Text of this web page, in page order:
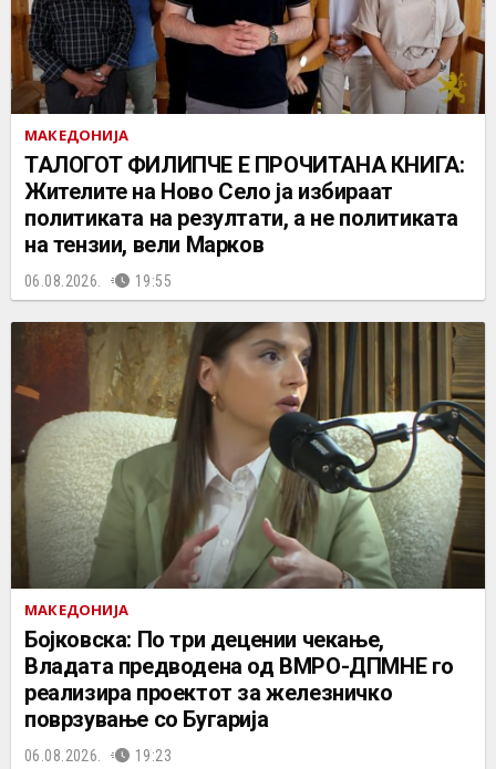
МАКЕДОНИЈА
ТАЛОГОТ ФИЛИПЧЕ Е ПРОЧИТАНА КНИГА:
Жителите на Ново Село ја избираат
политиката на резултати, а не политиката
на тензии, вели Марков
06.08.2026. 19:55
МАКЕДОНИЈА
Бојковска: По три децении чекање,
Владата предводена од ВМРО-ДПМНЕ го
реализира проектот за железничко
поврзување со Бугарија
06.08.2026. 19:23